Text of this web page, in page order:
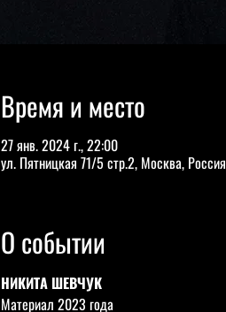
Время и место
27 янв. 2024 г., 22:00
ул. Пятницкая 71/5 стр.2, Москва, Россия
О событии
НИКИТА ШЕВЧУК
Материал 2023 года